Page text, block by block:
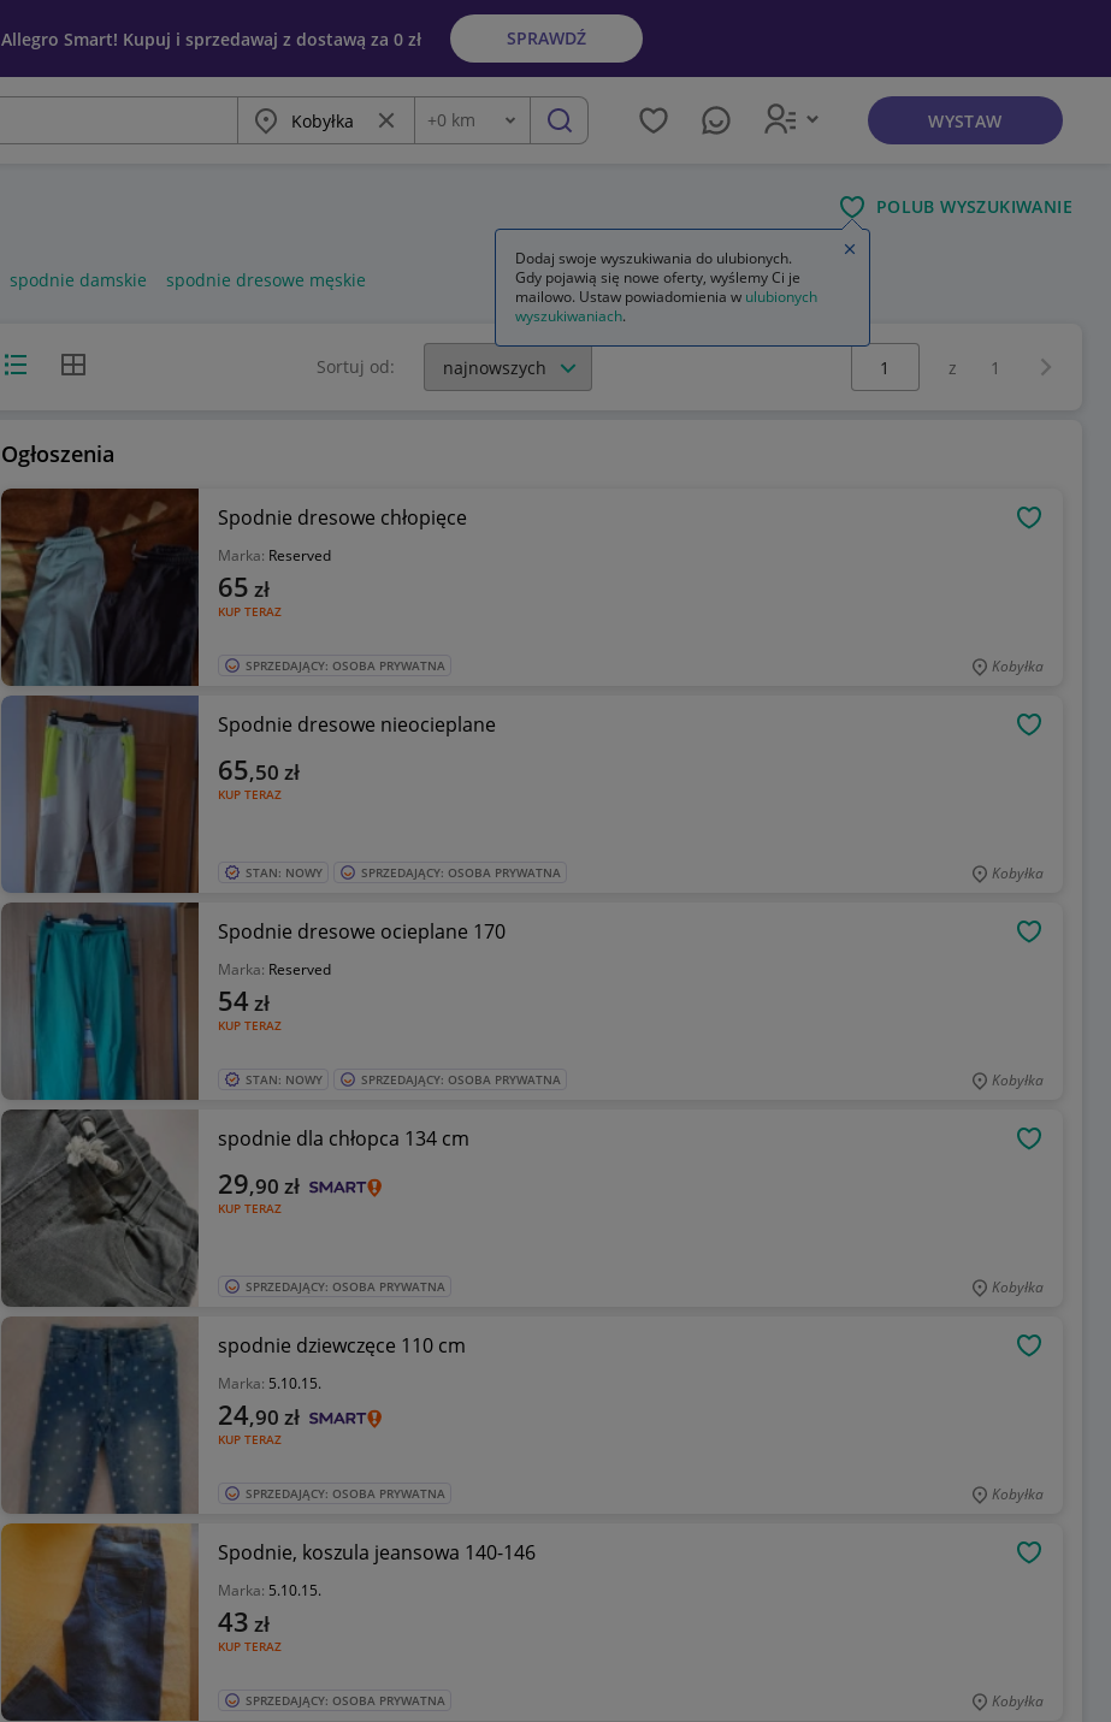
Allegro Smart! Kupuj i sprzedawaj z dostawą za 0 zł SPRAWDŹ
Miasto Wyczyść frazę
Odległość
+0 km szukaj WYSTAW
POLUB WYSZUKIWANIE
spodnie damskie spodnie dresowe męskie
Widok listyWidok siatki Sortuj od:
Wybierz stronę:
z 1
Ogłoszenia
Spodnie dresowe chłopięce
Marka: Reserved
KUP TERAZ
65 zł
SPRZEDAJĄCY: OSOBA PRYWATNA Kobyłka
Spodnie dresowe nieocieplane
KUP TERAZ
65,50 zł
STAN: NOWY SPRZEDAJĄCY: OSOBA PRYWATNA Kobyłka
Spodnie dresowe ocieplane 170
Marka: Reserved
KUP TERAZ
54 zł
STAN: NOWY SPRZEDAJĄCY: OSOBA PRYWATNA Kobyłka
spodnie dla chłopca 134 cm
KUP TERAZ
29,90 zł
SPRZEDAJĄCY: OSOBA PRYWATNA Kobyłka
spodnie dziewczęce 110 cm
Marka: 5.10.15.
KUP TERAZ
24,90 zł
SPRZEDAJĄCY: OSOBA PRYWATNA Kobyłka
Spodnie, koszula jeansowa 140-146
Marka: 5.10.15.
KUP TERAZ
43 zł
SPRZEDAJĄCY: OSOBA PRYWATNA Kobyłka
Dodaj swoje wyszukiwania do ulubionych.
Gdy pojawią się nowe oferty, wyślemy Ci je
mailowo. Ustaw powiadomienia w ulubionych
wyszukiwaniach.
Zamknij wskazówkę